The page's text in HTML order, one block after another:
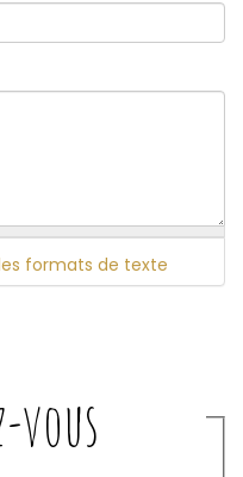
formats de texte
vous